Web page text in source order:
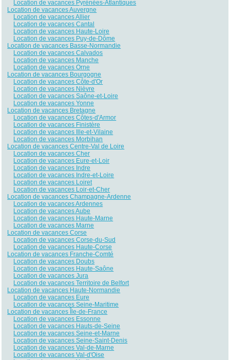
Location de vacances Pyrénées-Atlantiques
Location de vacances Auvergne
Location de vacances Allier
Location de vacances Cantal
Location de vacances Haute-Loire
Location de vacances Puy-de-Dôme
Location de vacances Basse-Normandie
Location de vacances Calvados
Location de vacances Manche
Location de vacances Orne
Location de vacances Bourgogne
Location de vacances Côte-d'Or
Location de vacances Nièvre
Location de vacances Saône-et-Loire
Location de vacances Yonne
Location de vacances Bretagne
Location de vacances Côtes-d'Armor
Location de vacances Finistère
Location de vacances Ille-et-Vilaine
Location de vacances Morbihan
Location de vacances Centre-Val de Loire
Location de vacances Cher
Location de vacances Eure-et-Loir
Location de vacances Indre
Location de vacances Indre-et-Loire
Location de vacances Loiret
Location de vacances Loir-et-Cher
Location de vacances Champagne-Ardenne
Location de vacances Ardennes
Location de vacances Aube
Location de vacances Haute-Marne
Location de vacances Marne
Location de vacances Corse
Location de vacances Corse-du-Sud
Location de vacances Haute-Corse
Location de vacances Franche-Comté
Location de vacances Doubs
Location de vacances Haute-Saône
Location de vacances Jura
Location de vacances Territoire de Belfort
Location de vacances Haute-Normandie
Location de vacances Eure
Location de vacances Seine-Maritime
Location de vacances Île-de-France
Location de vacances Essonne
Location de vacances Hauts-de-Seine
Location de vacances Seine-et-Marne
Location de vacances Seine-Saint-Denis
Location de vacances Val-de-Marne
Location de vacances Val-d'Oise